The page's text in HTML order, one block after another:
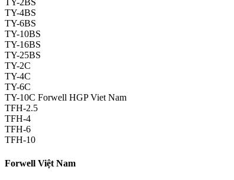
TY-2BS
TY-4BS
TY-6BS
TY-10BS
TY-16BS
TY-25BS
TY-2C
TY-4C
TY-6C
TY-10C Forwell HGP Viet Nam
TFH-2.5
TFH-4
TFH-6
TFH-10
Forwell Việt Nam